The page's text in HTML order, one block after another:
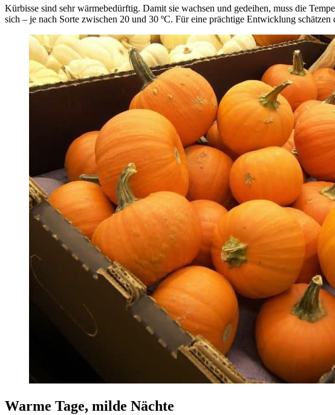
Kürbisse sind sehr wärmebedürftig. Damit sie wachsen und gedeihen, muss die
sich – je nach Sorte zwischen 20 und 30 ºC. Für eine prächtige Entwicklung
Warme Tage, milde Nächte